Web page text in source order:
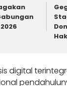
digital